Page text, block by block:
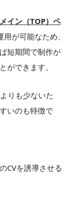
メイン（TOP）ペ
が可能なため、
短期間で制作が
ができます。
りも少ないた
いのも特徴で
CVを誘導させる